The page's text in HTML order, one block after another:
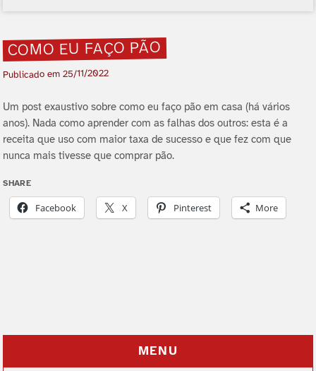
COMO EU FAÇO PÃO
Publicado em25/11/2022
Um post exaustivo sobre como eu faço pão em casa (há vários
anos). Nada como aprender com as falhas dos outros: esta é a
receita que uso com maior taxa de sucesso e que fez com que
nunca mais tivesse que comprar pão.
SHARE
Facebook X Pinterest More
MENU